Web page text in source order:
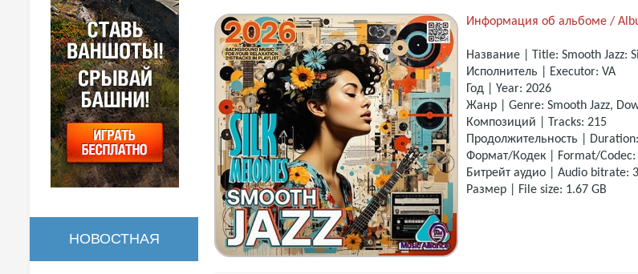
НОВОСТНАЯ
Информация об альбоме /
Название | Title: Smooth Jazz:
Исполнитель | Executor: VA
Год | Year: 2026
Жанр | Genre: Smooth Jazz,
Композиций | Tracks: 215
Продолжительность |
Формат/Кодек | Format/Codec:
Битрейт аудио | Audio bitrate:
Размер | File size: 1.67 GB